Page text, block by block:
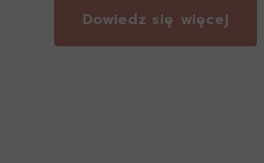
Dowiedz się więcej